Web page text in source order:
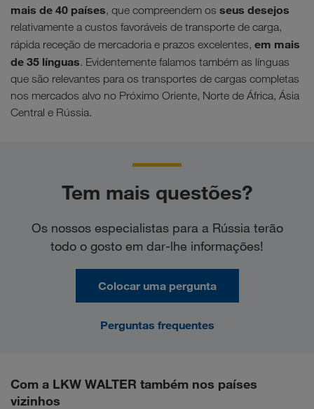
mais de 40 países, que compreendem os seus desejos
relativamente a custos favoráveis de transporte de carga,
rápida receção de mercadoria e prazos excelentes, em mais
de 35 línguas. Evidentemente falamos também as línguas
que são relevantes para os transportes de cargas completas
nos mercados alvo no Próximo Oriente, Norte de África, Ásia
Central e Rússia.
Tem mais questões?
Os nossos especialistas para a Rússia terão
todo o gosto em dar-lhe informações!
Colocar uma pergunta
Perguntas frequentes
Com a LKW WALTER também nos países
vizinhos